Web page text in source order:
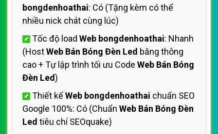
bongdenhoathai: Có (Tặng kèm có thể
nhiều nick chát cùng lúc)
Tốc độ load Web bongdenhoathai: Nhanh
(HostWeb Bán Bóng Đèn Led băng thông
cao + Tự lập trình tối ưu Code Web Bán Bóng
Đèn Led)
Thiết kếWeb bongdenhoathai chuẩn SEO
Google 100%: Có (Chuẩn Web Bán Bóng Đèn
Led tiêu chí SEOquake)